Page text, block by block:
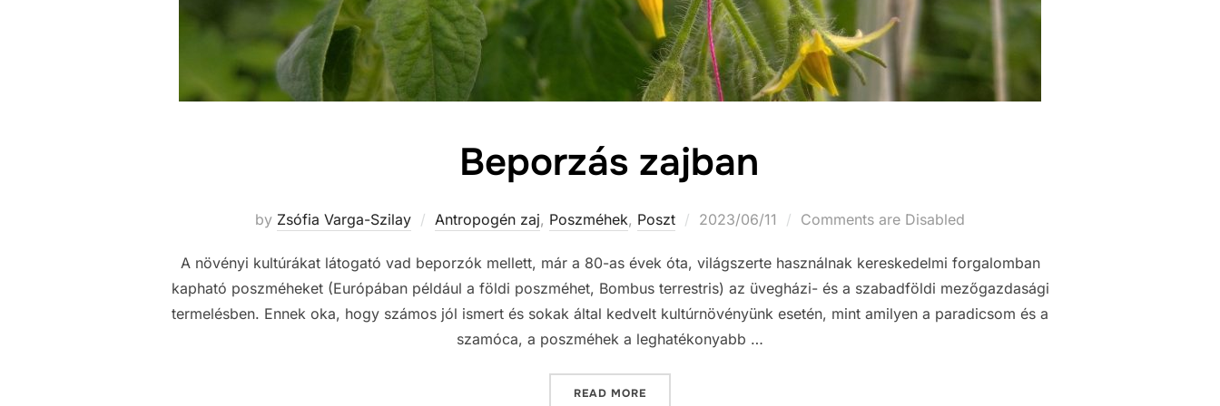
Beporzás zajban
by Zsófia Varga-Szilay Antropogén zaj, Poszméhek, Poszt
Posted
2023/06/11 Comments are Disabled
A növényi kultúrákat látogató vad beporzók mellett, már a 80-as évek óta, világszerte használnak kereskedelmi forgalomban
kapható poszméheket (Európában például a földi poszméhet, Bombus terrestris) az üvegházi- és a szabadföldi mezőgazdasági
termelésben. Ennek oka, hogy számos jól ismert és sokak által kedvelt kultúrnövényünk esetén, mint amilyen a paradicsom és a
szamóca, a poszméhek a leghatékonyabb …
READ MORE